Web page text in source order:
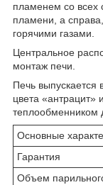
пламенем со всех
пламени, а
горячими газами.
Центральное
монтаж печи.
Печь выпускается
цвета «антрацит»
теплообменником
Основные
Гарантия
Объем